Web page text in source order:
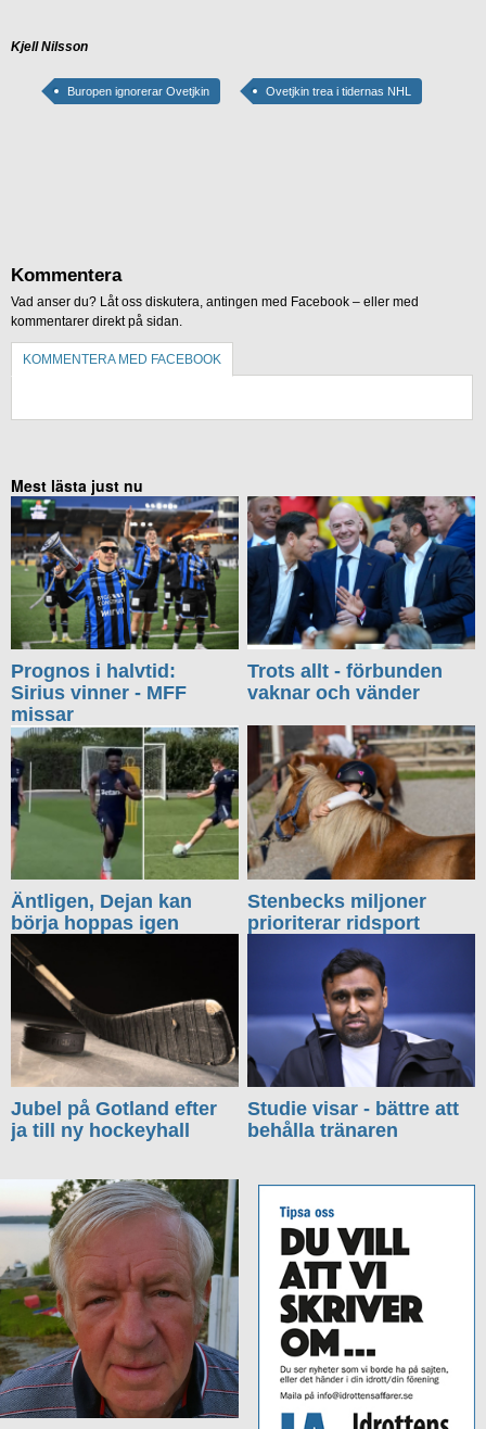
Kjell Nilsson
Buropen ignorerar Ovetjkin Ovetjkin trea i tidernas NHL
Kommentera
Vad anser du? Låt oss diskutera, antingen med Facebook – eller med
kommentarer direkt på sidan.
KOMMENTERA MED FACEBOOK
Mest lästa just nu
Prognos i halvtid:
Sirius vinner - MFF
missar
Trots allt - förbunden
vaknar och vänder
Äntligen, Dejan kan
börja hoppas igen
Stenbecks miljoner
prioriterar ridsport
Jubel på Gotland efter
ja till ny hockeyhall
Studie visar - bättre att
behålla tränaren